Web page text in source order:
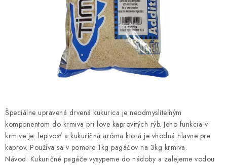
PRETEKÁRSKE SEDAČKY
NAVIJAKY
PRÚTY
Špeciálne upravená drvená kukurica je neodmysliteľným
komponentom do krmiva pri love kaprovitých rýb. Jeho funkcia v
krmive je: lepivosť a kukuričná aróma ktorá je vhodná hlavne pre
kaprov. Používa sa v pomere 1kg pagáčov na 3kg krmiva.
Návod: Kukuričné pagáče vysypeme do nádoby a zalejeme vodou